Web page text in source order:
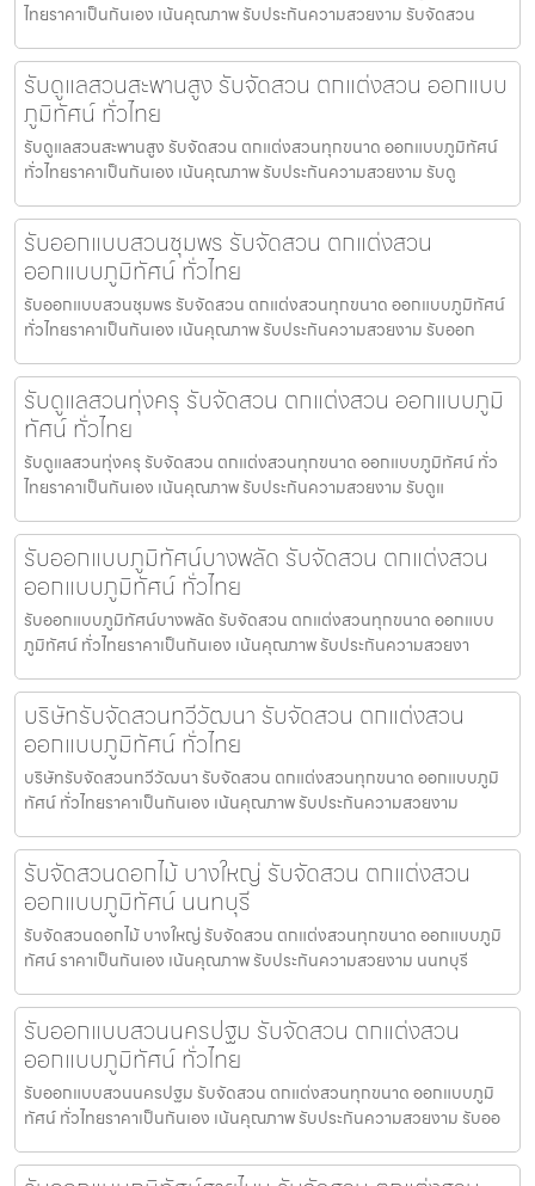
ไทยราคาเป็นกันเอง เน้นคุณภาพ รับประกันความสวยงาม รับจัดสวน
รับดูแลสวนสะพานสูง รับจัดสวน ตกแต่งสวน ออกแบบ
ภูมิทัศน์ ทั่วไทย
รับดูแลสวนสะพานสูง รับจัดสวน ตกแต่งสวนทุกขนาด ออกแบบภูมิทัศน์
ทั่วไทยราคาเป็นกันเอง เน้นคุณภาพ รับประกันความสวยงาม รับดู
รับออกแบบสวนชุมพร รับจัดสวน ตกแต่งสวน
ออกแบบภูมิทัศน์ ทั่วไทย
รับออกแบบสวนชุมพร รับจัดสวน ตกแต่งสวนทุกขนาด ออกแบบภูมิทัศน์
ทั่วไทยราคาเป็นกันเอง เน้นคุณภาพ รับประกันความสวยงาม รับออก
รับดูแลสวนทุ่งครุ รับจัดสวน ตกแต่งสวน ออกแบบภูมิ
ทัศน์ ทั่วไทย
รับดูแลสวนทุ่งครุ รับจัดสวน ตกแต่งสวนทุกขนาด ออกแบบภูมิทัศน์ ทั่ว
ไทยราคาเป็นกันเอง เน้นคุณภาพ รับประกันความสวยงาม รับดูแ
รับออกแบบภูมิทัศน์บางพลัด รับจัดสวน ตกแต่งสวน
ออกแบบภูมิทัศน์ ทั่วไทย
รับออกแบบภูมิทัศน์บางพลัด รับจัดสวน ตกแต่งสวนทุกขนาด ออกแบบ
ภูมิทัศน์ ทั่วไทยราคาเป็นกันเอง เน้นคุณภาพ รับประกันความสวยงา
บริษัทรับจัดสวนทวีวัฒนา รับจัดสวน ตกแต่งสวน
ออกแบบภูมิทัศน์ ทั่วไทย
บริษัทรับจัดสวนทวีวัฒนา รับจัดสวน ตกแต่งสวนทุกขนาด ออกแบบภูมิ
ทัศน์ ทั่วไทยราคาเป็นกันเอง เน้นคุณภาพ รับประกันความสวยงาม
รับจัดสวนดอกไม้ บางใหญ่ รับจัดสวน ตกแต่งสวน
ออกแบบภูมิทัศน์ นนทบุรี
รับจัดสวนดอกไม้ บางใหญ่ รับจัดสวน ตกแต่งสวนทุกขนาด ออกแบบภูมิ
ทัศน์ ราคาเป็นกันเอง เน้นคุณภาพ รับประกันความสวยงาม นนทบุรี
รับออกแบบสวนนครปฐม รับจัดสวน ตกแต่งสวน
ออกแบบภูมิทัศน์ ทั่วไทย
รับออกแบบสวนนครปฐม รับจัดสวน ตกแต่งสวนทุกขนาด ออกแบบภูมิ
ทัศน์ ทั่วไทยราคาเป็นกันเอง เน้นคุณภาพ รับประกันความสวยงาม รับออ